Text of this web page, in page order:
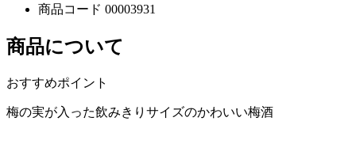
商品コード 00003931
商品について
おすすめポイント
梅の実が入った飲みきりサイズのかわいい梅酒